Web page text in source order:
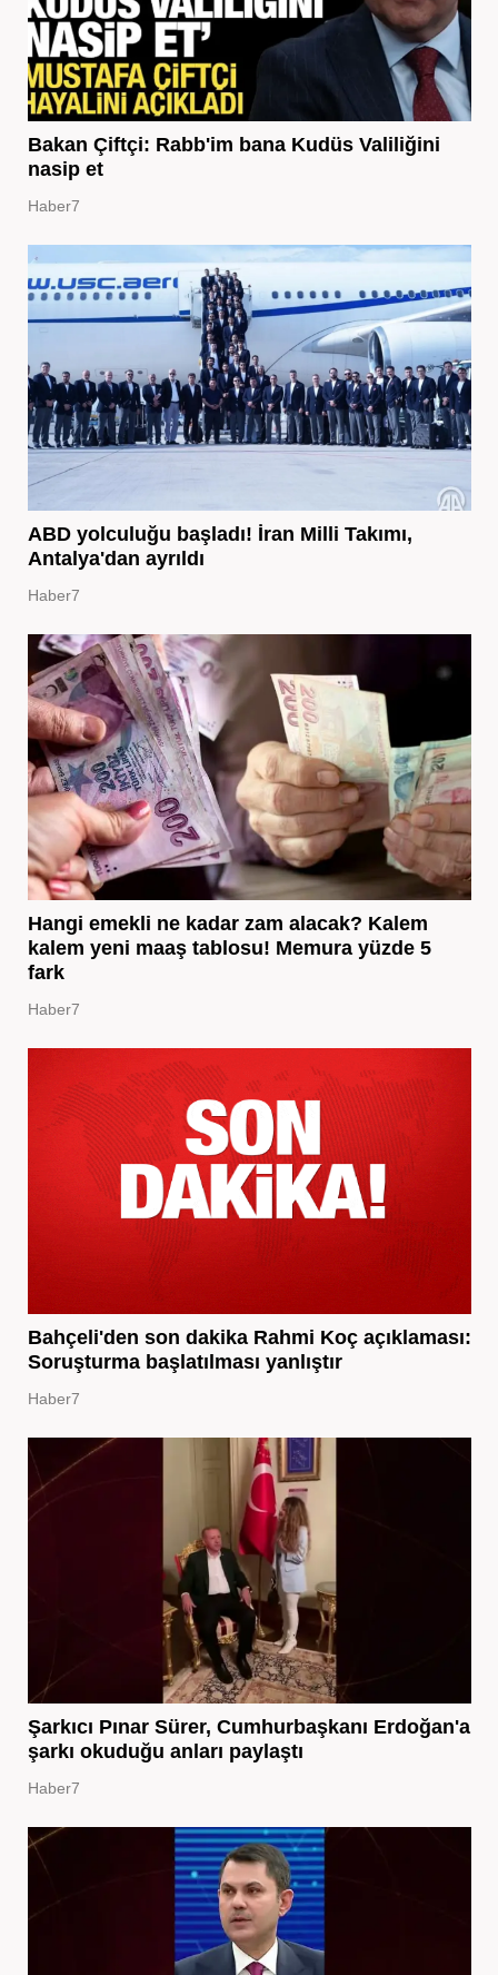
Bakan Çiftçi: Rabb'im bana Kudüs Valiliğini
nasip et
Haber7
ABD yolculuğu başladı! İran Milli Takımı,
Antalya'dan ayrıldı
Haber7
Hangi emekli ne kadar zam alacak? Kalem
kalem yeni maaş tablosu! Memura yüzde 5
fark
Haber7
Bahçeli'den son dakika Rahmi Koç açıklaması:
Soruşturma başlatılması yanlıştır
Haber7
Şarkıcı Pınar Sürer, Cumhurbaşkanı Erdoğan'a
şarkı okuduğu anları paylaştı
Haber7